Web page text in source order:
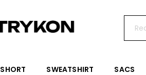
SHORT SWEATSHIRT SACS